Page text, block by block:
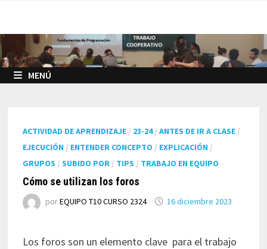
contenido
MENÚ
ACTIVIDAD DE APRENDIZAJE / 23-24/ANTES DE IR A CLASE /
EJECUCIÓN / ENTENDER CONCEPTO / EXPLICACIÓN /
GRUPOS /SUBIDO POR / TIPS / TRABAJO EN EQUIPO
Cómo se utilizan los foros
porEQUIPO T10 CURSO 2324 16 diciembre 2023
Los foros son un elemento clave para el trabajo